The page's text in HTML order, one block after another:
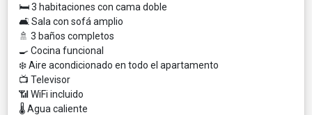
🛏️ 3 habitaciones con cama doble
🛋️ Sala con sofá amplio
🚿 3 baños completos
🍳 Cocina funcional
❄️ Aire acondicionado en todo el apartamento
📺 Televisor
📶 WiFi incluido
🌡️ Agua caliente